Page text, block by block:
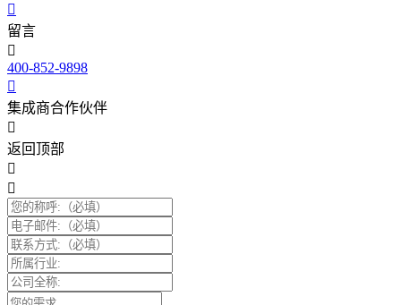
留言
400-852-9898
集成商合作伙伴
返回顶部